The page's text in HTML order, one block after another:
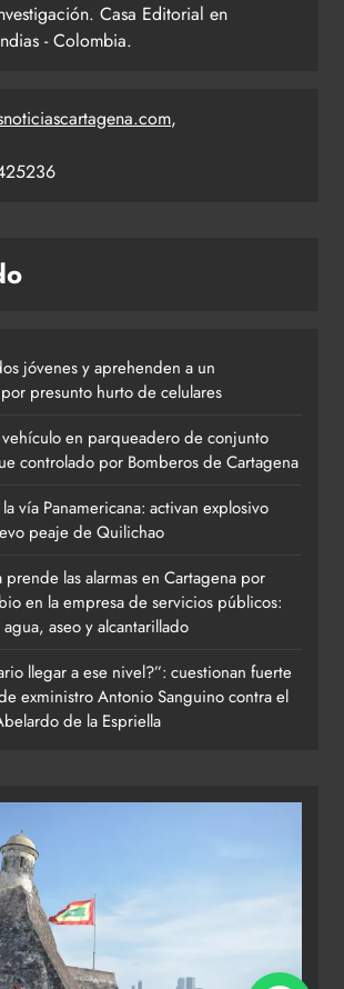
Casa Editorial en
- Colombia.
,
jóvenes y aprehenden a un
presunto hurto de celulares
en parqueadero de conjunto
controlado por Bomberos de Cartagena
vía Panamericana: activan explosivo
peaje de Quilichao
prende las alarmas en Cartagena por
en la empresa de servicios públicos:
aseo y alcantarillado
llegar a ese nivel?”: cuestionan fuerte
exministro Antonio Sanguino contra el
de la Espriella